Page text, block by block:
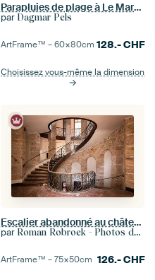
Parapluies de plage à Le Marche, Italie - Photographie de voyage
par Dagmar Pels
ArtFrame™ –60×80cm 128.-CHF
Choisissez vous-même la dimension
Escalier abandonné au château.
par Roman Robroek - Photos de bâtiments abandonnés
ArtFrame™ –75×50cm 126.-CHF